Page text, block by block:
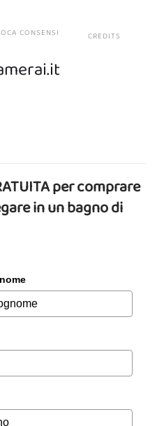
CONSENSI CREDITS
per comprare
in un bagno di